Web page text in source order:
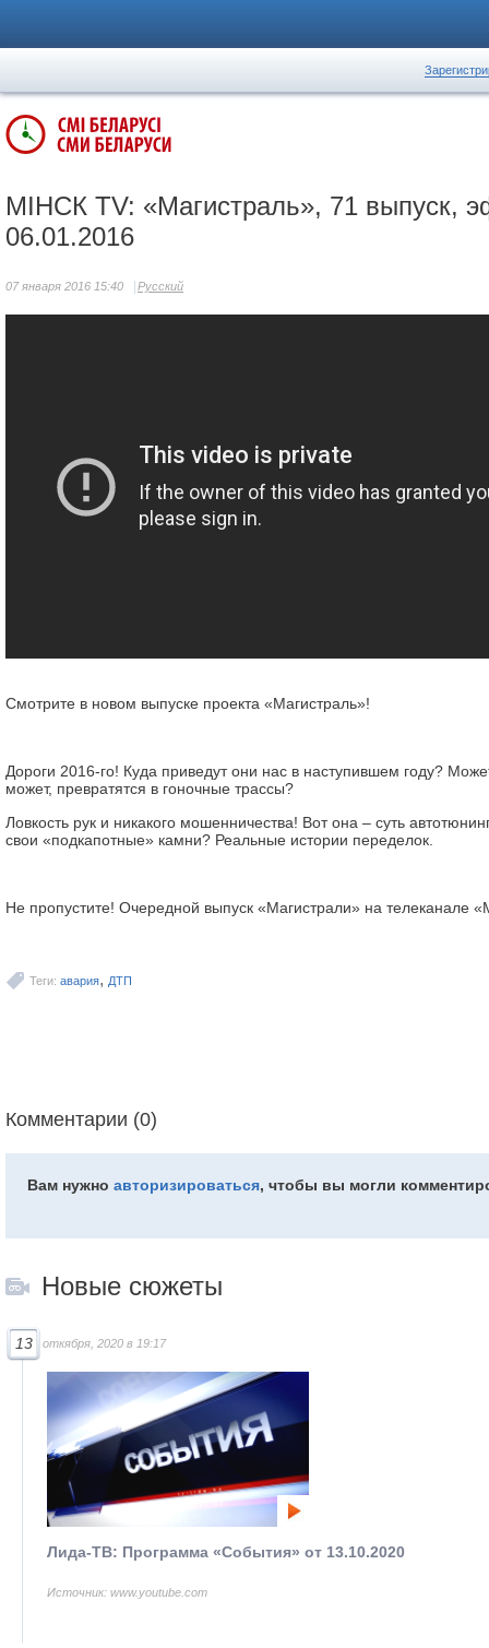
МIНСК TV: «Магистраль», 71 выпуск,
06.01.2016
07 января 2016 15:40 Русский
Смотрите в новом выпуске проекта «Магистраль»!
Дороги 2016-го! Куда приведут они нас в наступившем году?
может, превратятся в гоночные трассы?
Ловкость рук и никакого мошенничества! Вот она – суть
свои «подкапотные» камни? Реальные истории переделок.
Не пропустите! Очередной выпуск «Магистрали» на телеканале
Теги: авария, ДТП
Комментарии (0)
Вам нужно авторизироваться, чтобы вы могли
Новые сюжеты
13 откября, 2020 в 19:17
Лида-ТВ: Программа «События» от 13.10.2020
Источник: www.youtube.com